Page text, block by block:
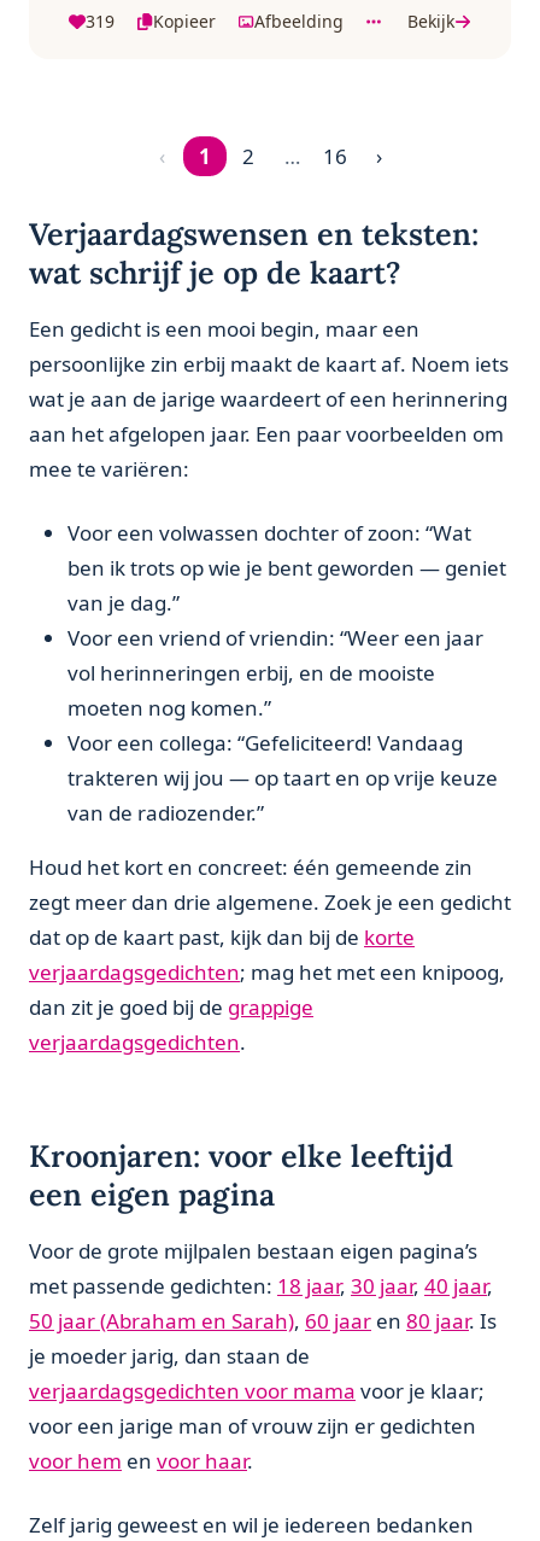
319 Kopieer Afbeelding Bekijk
Pagina 1 van 16
‹ 1 2 … 16 ›
Verjaardagswensen en teksten:
wat schrijf je op de kaart?
Een gedicht is een mooi begin, maar een
persoonlijke zin erbij maakt de kaart af. Noem iets
wat je aan de jarige waardeert of een herinnering
aan het afgelopen jaar. Een paar voorbeelden om
mee te variëren:
Voor een volwassen dochter of zoon: “Wat
ben ik trots op wie je bent geworden — geniet
van je dag.”
Voor een vriend of vriendin: “Weer een jaar
vol herinneringen erbij, en de mooiste
moeten nog komen.”
Voor een collega: “Gefeliciteerd! Vandaag
trakteren wij jou — op taart en op vrije keuze
van de radiozender.”
Houd het kort en concreet: één gemeende zin
zegt meer dan drie algemene. Zoek je een gedicht
dat op de kaart past, kijk dan bij de korte
verjaardagsgedichten; mag het met een knipoog,
dan zit je goed bij de grappige
verjaardagsgedichten.
Kroonjaren: voor elke leeftijd
een eigen pagina
Voor de grote mijlpalen bestaan eigen pagina’s
met passende gedichten: 18 jaar, 30 jaar, 40 jaar,
50 jaar (Abraham en Sarah), 60 jaar en 80 jaar. Is
je moeder jarig, dan staan de
verjaardagsgedichten voor mama voor je klaar;
voor een jarige man of vrouw zijn er gedichten
voor hem en voor haar.
Zelf jarig geweest en wil je iedereen bedanken